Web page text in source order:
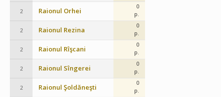
2 Raionul Orhei
0
p.
2 Raionul Rezina
0
p.
2 Raionul Rîşcani
0
p.
2 Raionul Sîngerei
0
p.
2 Raionul Şoldăneşti
0
p.